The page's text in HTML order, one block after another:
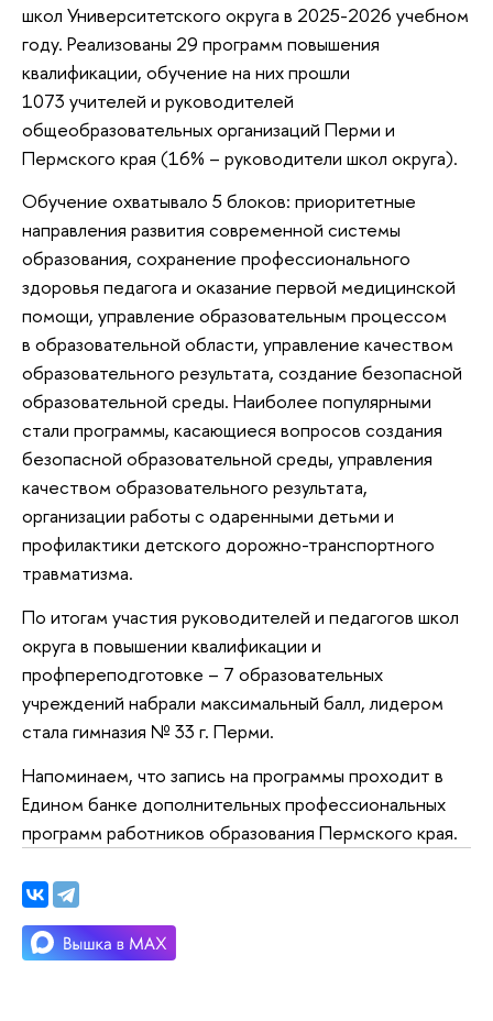
школ Университетского округа в 2025-2026 учебном
году. Реализованы 29 программ повышения
квалификации, обучение на них прошли
1073 учителей и руководителей
общеобразовательных организаций Перми и
Пермского края (16% – руководители школ округа).
Обучение охватывало 5 блоков: приоритетные
направления развития современной системы
образования, сохранение профессионального
здоровья педагога и оказание первой медицинской
помощи, управление образовательным процессом
в образовательной области, управление качеством
образовательного результата, создание безопасной
образовательной среды. Наиболее популярными
стали программы, касающиеся вопросов создания
безопасной образовательной среды, управления
качеством образовательного результата,
организации работы с одаренными детьми и
профилактики детского дорожно-транспортного
травматизма.
По итогам участия руководителей и педагогов школ
округа в повышении квалификации и
профпереподготовке – 7 образовательных
учреждений набрали максимальный балл, лидером
стала гимназия № 33 г. Перми.
Напоминаем, что запись на программы проходит в
Едином банке дополнительных профессиональных
программ работников образования Пермского края.